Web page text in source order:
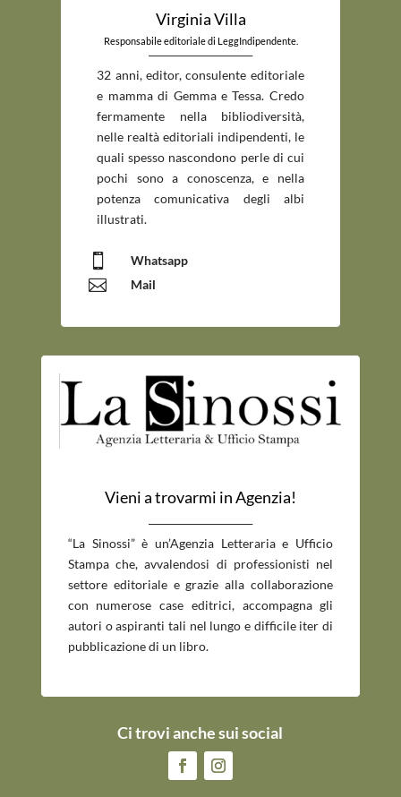
Virginia Villa
Responsabile editoriale di LeggIndipendente.
_____________________________
32 anni, editor, consulente editoriale
e mamma di Gemma e Tessa. Credo
fermamente nella bibliodiversità,
nelle realtà editoriali indipendenti, le
quali spesso nascondono perle di cui
pochi sono a conoscenza, e nella
potenza comunicativa degli albi
illustrati.
 Whatsapp
 Mail
Vieni a trovarmi in Agenzia!
“La Sinossi” è un’Agenzia Letteraria e Ufficio
Stampa che, avvalendosi di professionisti nel
settore editoriale e grazie alla collaborazione
con numerose case editrici, accompagna gli
autori o aspiranti tali nel lungo e difficile iter di
pubblicazione di un libro.
Ci trovi anche sui social